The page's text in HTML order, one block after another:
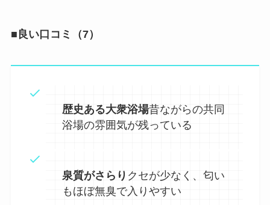
■良い口コミ（7）
歴史ある大衆浴場昔ながらの共同
浴場の雰囲気が残っている
泉質がさらり クセが少なく、匂い
もほぼ無臭で入りやすい